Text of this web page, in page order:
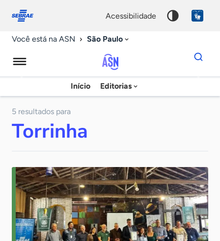
conosco
acessibilidade
Você está na ASN São Paulo
Agência
Sebrae
Início Editorias
Dados
para
chave
5 resultados para
Torrinha